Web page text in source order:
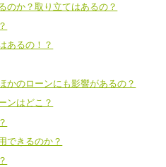
のか？取り立てはあるの？
あるの！？
かのローンにも影響があるの？
ンはどこ？
できるのか？